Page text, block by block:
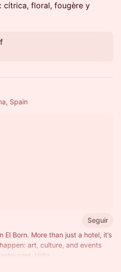
cítrica, floral, fougère y
Spain
Seguir
El Born. More than just a hotel, it’s
art, culture, and events
Volta.